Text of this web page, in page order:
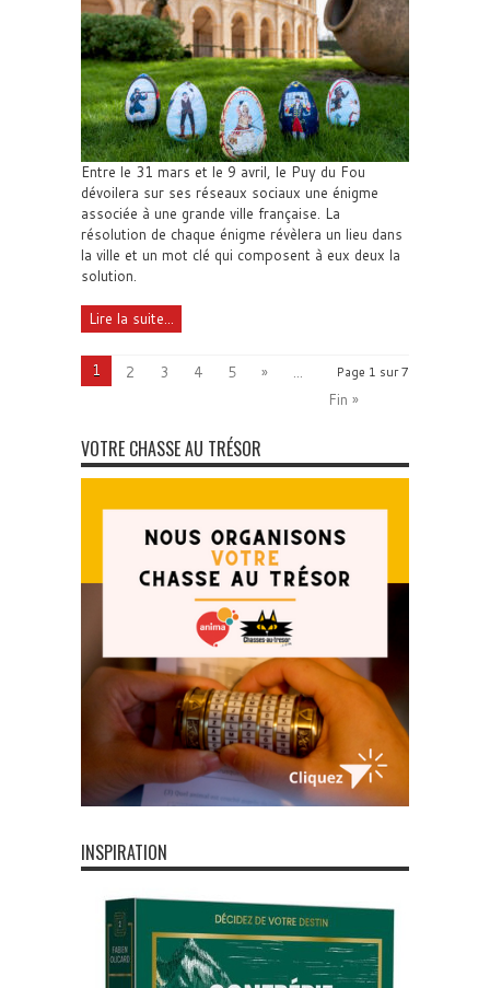
Entre le 31 mars et le 9 avril, le Puy du Fou
dévoilera sur ses réseaux sociaux une énigme
associée à une grande ville française. La
résolution de chaque énigme révèlera un lieu dans
la ville et un mot clé qui composent à eux deux la
solution.
Lire la suite...
Page 1 sur 7
1 2 3 4 5 »
...
Fin »
VOTRE CHASSE AU TRÉSOR
INSPIRATION